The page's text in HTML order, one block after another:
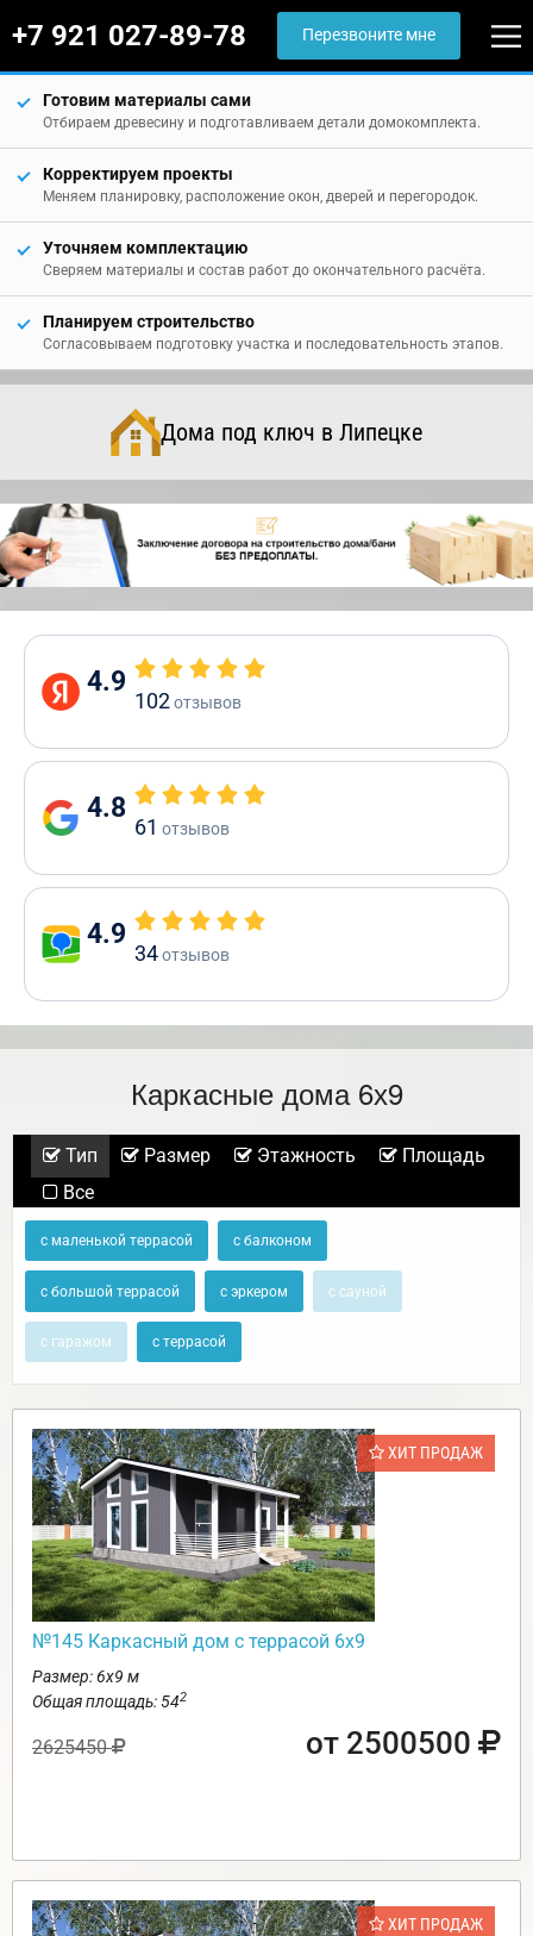
+7 921 027-89-78 Перезвоните мне
Готовим материалы сами
Отбираем древесину и подготавливаем детали домокомплекта.
Корректируем проекты
Меняем планировку, расположение окон, дверей и перегородок.
Уточняем комплектацию
Сверяем материалы и состав работ до окончательного расчёта.
Планируем строительство
Согласовываем подготовку участка и последовательность этапов.
Дома под ключ в Липецке
4.9
102отзывов
4.8
61 отзывов
4.9
34отзывов
Каркасные дома 6х9
Тип Размер Этажность
Площадь
Все
с маленькой террасой с балконом
с большой террасой с эркером с сауной
с гаражом с террасой
ХИТ ПРОДАЖ
№145 Каркасный дом с террасой 6х9
Размер: 6х9 м
Общая площадь: 542
2625450 от 2500500
ХИТ ПРОДАЖ